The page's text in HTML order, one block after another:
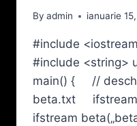
By admin ianuarie
#include
#include <string>
main() { //
beta.txt ifstream
ifstream